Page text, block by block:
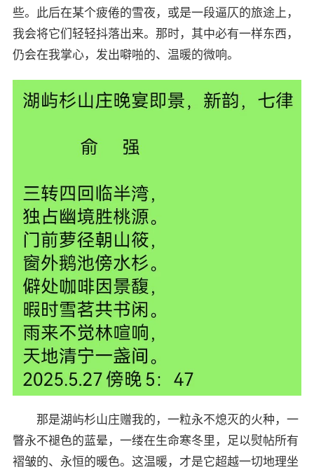
些。此后在某个疲倦的雪夜，或是一段逼仄的旅途上，
我会将它们轻轻抖落出来。那时，其中必有一样东西，
仍会在我掌心，发出噼啪的、温暖的微响。
那是湖屿杉山庄赠我的，一粒永不熄灭的火种，一
瞥永不褪色的蓝晕，一缕在生命寒冬里，足以熨帖所有
褶皱的、永恒的暖色。这温暖，才是它超越一切地理坐